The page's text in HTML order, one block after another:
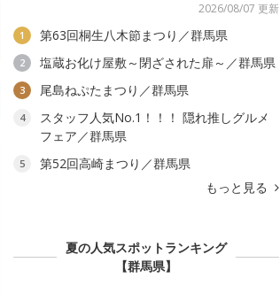
2026/08/07 更新
1 第63回桐生八木節まつり／群馬県
2 塩蔵お化け屋敷～閉ざされた扉～／群馬県
3 尾島ねぷたまつり／群馬県
4
スタッフ人気No.1！！！ 隠れ推しグルメ
フェア／群馬県
5
第52回高崎まつり／群馬県
もっと見る
夏の人気スポットランキング
【群馬県】